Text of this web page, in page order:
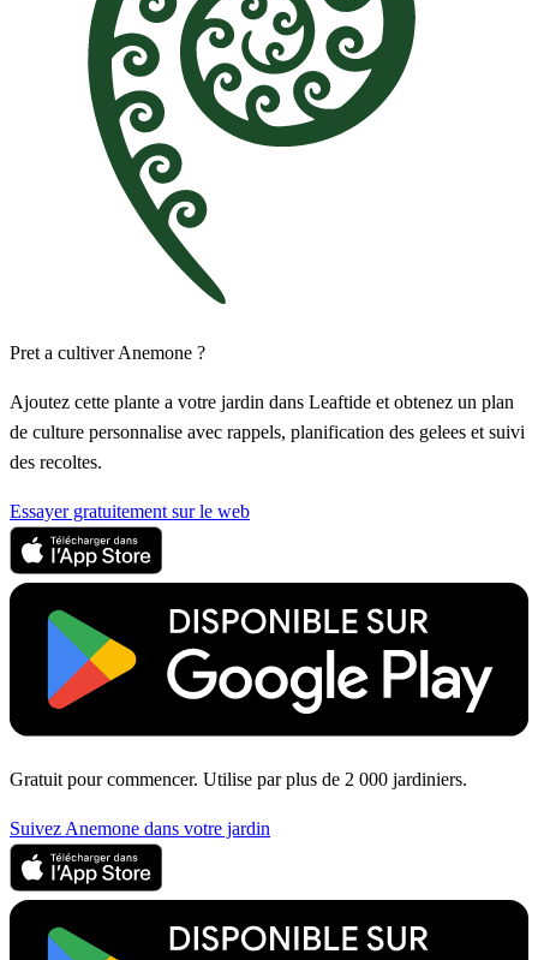
Pret a cultiver Anemone ?
Ajoutez cette plante a votre jardin dans Leaftide et obtenez un plan
de culture personnalise avec rappels, planification des gelees et suivi
des recoltes.
Essayer gratuitement sur le web
Gratuit pour commencer. Utilise par plus de 2 000 jardiniers.
Suivez Anemone dans votre jardin